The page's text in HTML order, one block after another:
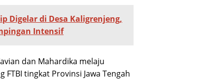
Digelar di Desa Kaligrenjeng,
Intensif
dan Mahardika melaju
tingkat Provinsi Jawa Tengah